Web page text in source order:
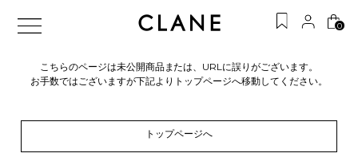
0
こちらのページは未公開商品または、URLに誤りがございます。
お手数ではございますが下記よりトップページへ移動してください。
トップページへ